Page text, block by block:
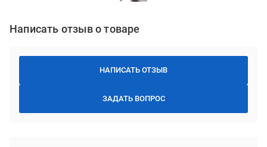
Написать отзыв о товаре
НАПИСАТЬ ОТЗЫВ
ЗАДАТЬ ВОПРОС